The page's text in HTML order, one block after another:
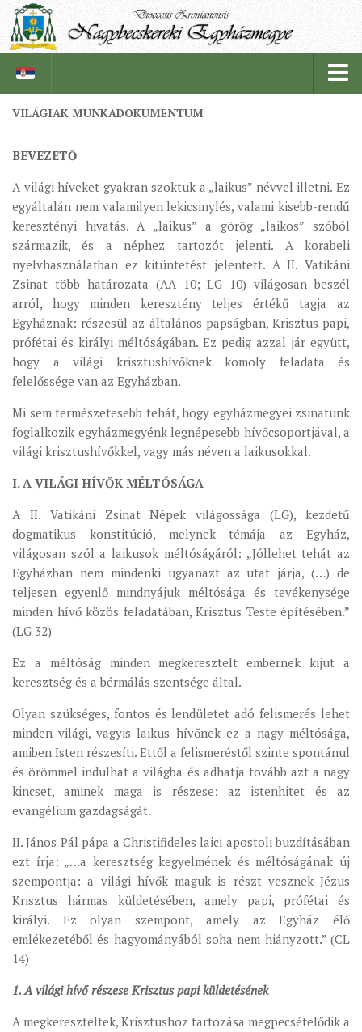
TÖRTÉNELEM
EGYHÁZI INTÉZMÉNYEINK
EGYHÁZMEGYEI LEVÉLTÁR
LELKIPÁSZTOROK
SZERZETESRENDEK
PLÉBÁNIÁK
ÉSZAKI ESPERESSÉG
KÖZPONTI ESPERESSÉG
DÉLI ESPERESSÉG
SZINÓDUS
ORGANIGRAMMA
PÜSPÖKI DEKRÉTUM
ZSINATI IMA
ZSINATI IRODA
KOORDINÁLÓ BIZOTTSÁG
ZSINATI TAGOK
MUNKADOKUMENTUMOK
ZSINATI HÍREK-ÚJSÁG
PASZTORÁLSZOCIOLÓGIAI FELMÉRÉS
„GYERMEKVÉDELMI” KIHÍVÁSOK KÁNONJOGI
MEGKÖZELÍTÉSBEN
VILÁGIAK MUNKADOKUMENTUM
BEVEZETŐ
A világi híveket gyakran szoktuk a „laikus” névvel illetni. Ez
egyáltalán nem valamilyen lekicsinylés, valami kisebb-rendű
keresztényi hivatás. A „laikus” a görög „laikos” szóból
származik, és a néphez tartozót jelenti. A korabeli
nyelvhasználatban ez kitüntetést jelentett. A II. Vatikáni
Zsinat több határozata (AA 10; LG 10) világosan beszél
arról, hogy minden keresztény teljes értékű tagja az
Egyháznak: részesül az általános papságban, Krisztus papi,
prófétai és királyi méltóságában. Ez pedig azzal jár együtt,
hogy a világi krisztushívőknek komoly feladata és
felelőssége van az Egyházban.
Mi sem természetesebb tehát, hogy egyházmegyei zsinatunk
foglalkozik egyházmegyénk legnépesebb hívőcsoportjával, a
világi krisztushívőkkel, vagy más néven a laikusokkal.
I. A VILÁGI HÍVŐK MÉLTÓSÁGA
A II. Vatikáni Zsinat Népek világossága (LG), kezdetű
dogmatikus konstitúció, melynek témája az Egyház,
világosan szól a laikusok méltóságáról: „Jóllehet tehát az
Egyházban nem mindenki ugyanazt az utat járja, (…) de
teljesen egyenlő mindnyájuk méltósága és tevékenysége
minden hívő közös feladatában, Krisztus Teste építésében.”
(LG 32)
Ez a méltóság minden megkeresztelt embernek kijut a
keresztség és a bérmálás szentsége által.
Olyan szükséges, fontos és lendületet adó felismerés lehet
minden világi, vagyis laikus hívőnek ez a nagy méltósága,
amiben Isten részesíti. Ettől a felismeréstől szinte spontánul
és örömmel indulhat a világba és adhatja tovább azt a nagy
kincset, aminek maga is részese: az istenhitet és az
evangélium gazdagságát.
II. János Pál pápa a Christifideles laici apostoli buzdításában
ezt írja: „…a keresztség kegyelmének és méltóságának új
szempontja: a világi hívők maguk is részt vesznek Jézus
Krisztus hármas küldetésében, amely papi, prófétai és
királyi. Ez olyan szempont, amely az Egyház élő
emlékezetéből és hagyományából soha nem hiányzott.” (CL
14)
1. A világi hívő részese Krisztus papi küldetésének
A megkereszteltek, Krisztushoz tartozása megpecsételődik a